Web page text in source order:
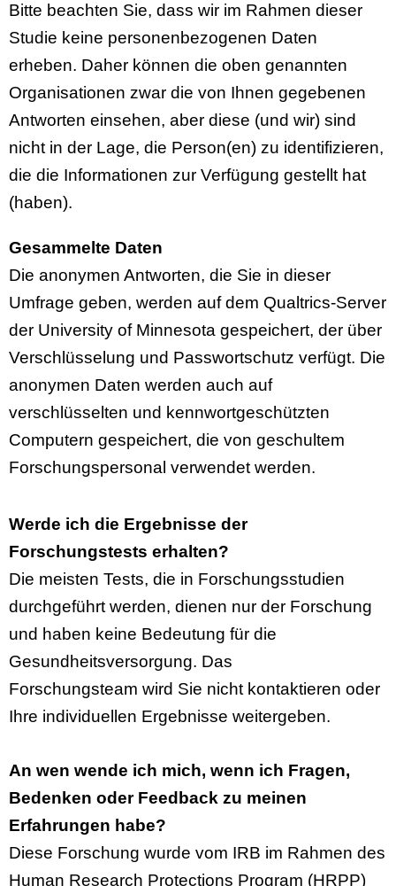
Bitte beachten Sie, dass wir im Rahmen dieser
Studie keine personenbezogenen Daten
erheben. Daher können die oben genannten
Organisationen zwar die von Ihnen gegebenen
Antworten einsehen, aber diese (und wir) sind
nicht in der Lage, die Person(en) zu identifizieren,
die die Informationen zur Verfügung gestellt hat
(haben).
Gesammelte Daten
Die anonymen Antworten, die Sie in dieser
Umfrage geben, werden auf dem Qualtrics-Server
der University of Minnesota gespeichert, der über
Verschlüsselung und Passwortschutz verfügt. Die
anonymen Daten werden auch auf
verschlüsselten und kennwortgeschützten
Computern gespeichert, die von geschultem
Forschungspersonal verwendet werden.
Werde ich die Ergebnisse der
Forschungstests erhalten?
Die meisten Tests, die in Forschungsstudien
durchgeführt werden, dienen nur der Forschung
und haben keine Bedeutung für die
Gesundheitsversorgung. Das
Forschungsteam wird Sie nicht kontaktieren oder
Ihre individuellen Ergebnisse weitergeben.
An wen wende ich mich, wenn ich Fragen,
Bedenken oder Feedback zu meinen
Erfahrungen habe?
Diese Forschung wurde vom IRB im Rahmen des
Human Research Protections Program (HRPP)